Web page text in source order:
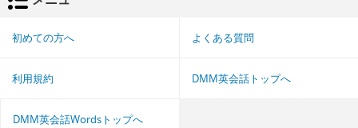
初めての方へ よくある質問
利用規約 DMM英会話トップへ
DMM英会話Wordsトップへ